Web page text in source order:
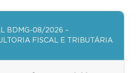
BDMG-08/2026 –
FISCAL E TRIBUTÁRIA